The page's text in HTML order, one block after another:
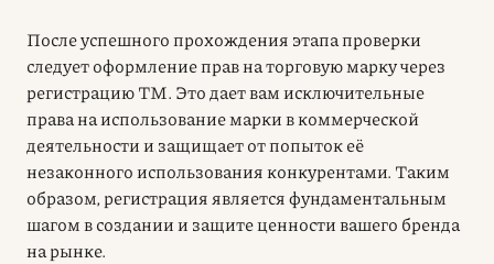
После успешного прохождения этапа проверки
следует оформление прав на торговую марку через
регистрацию ТМ. Это дает вам исключительные
права на использование марки в коммерческой
деятельности и защищает от попыток её
незаконного использования конкурентами. Таким
образом, регистрация является фундаментальным
шагом в создании и защите ценности вашего бренда
на рынке.